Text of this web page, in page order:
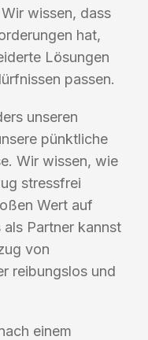
wissen, dass
hat,
Lösungen
passen.
unseren
pünktliche
Wir wissen, wie
stressfrei
Wert auf
Partner kannst
von
reibungslos und
einem